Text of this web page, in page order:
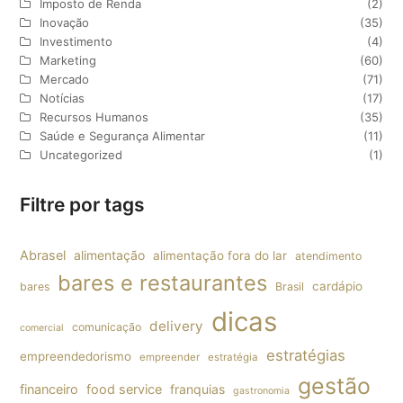
Imposto de Renda
(2)
Inovação
(35)
Investimento
(4)
Marketing
(60)
Mercado
(71)
Notícias
(17)
Recursos Humanos
(35)
Saúde e Segurança Alimentar
(11)
Uncategorized
(1)
Filtre por tags
Abrasel alimentação alimentação fora do lar atendimento
bares bares e restaurantes Brasil cardápio
comercial comunicação delivery dicas
empreendedorismo empreender estratégia estratégias
financeiro food service franquias gastronomia gestão